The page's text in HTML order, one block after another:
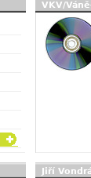
VKV/
Jiří